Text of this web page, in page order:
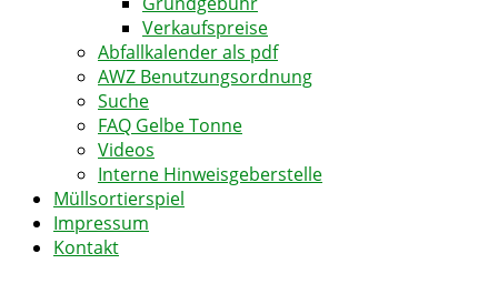
Verkaufspreise
Abfallkalender als pdf
AWZ Benutzungsordnung
Suche
FAQ Gelbe Tonne
Videos
Interne Hinweisgeberstelle
Müllsortierspiel
Impressum
Kontakt